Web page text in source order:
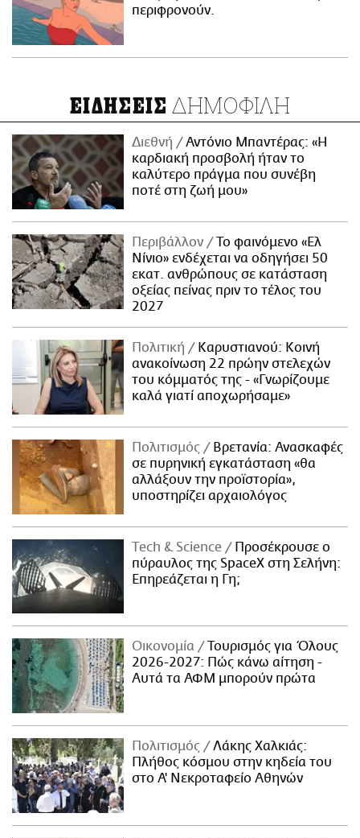
περιφρονούν.
ΕΙΔΗΣΕΙΣ ΔΗΜΟΦΙΛΗ
Διεθνή
Αντόνιο Μπαντέρας: «Η
καρδιακή προσβολή ήταν το
καλύτερο πράγμα που συνέβη
ποτέ στη ζωή μου»
Περιβάλλον
Το φαινόμενο «Ελ
Νίνιο» ενδέχεται να οδηγήσει 50
εκατ. ανθρώπους σε κατάσταση
οξείας πείνας πριν το τέλος του
2027
Πολιτική
Καρυστιανού: Κοινή
ανακοίνωση 22 πρώην στελεχών
του κόμματός της - «Γνωρίζουμε
καλά γιατί αποχωρήσαμε»
Πολιτισμός
Βρετανία: Ανασκαφές
σε πυρηνική εγκατάσταση «θα
αλλάξουν την προϊστορία»,
υποστηρίζει αρχαιολόγος
Τech & Science
Προσέκρουσε ο
πύραυλος της SpaceX στη Σελήνη:
Επηρεάζεται η Γη;
Οικονομία
Τουρισμός για Όλους
2026-2027: Πώς κάνω αίτηση -
Αυτά τα ΑΦΜ μπορούν πρώτα
Πολιτισμός
Λάκης Χαλκιάς:
Πλήθος κόσμου στην κηδεία του
στο Α' Νεκροταφείο Αθηνών